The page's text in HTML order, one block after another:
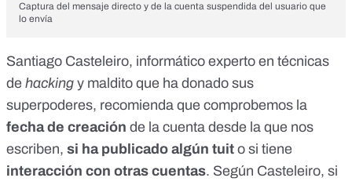
Captura del mensaje directo y de la cuenta suspendida del usuario que
lo envía
Santiago Casteleiro, informático experto en técnicas
de hacking y maldito que ha donado sus
superpoderes, recomienda que comprobemos la
fecha de creación de la cuenta desde la que nos
escriben, si ha publicado algún tuit o si tiene
interacción con otras cuentas. Según Casteleiro, si